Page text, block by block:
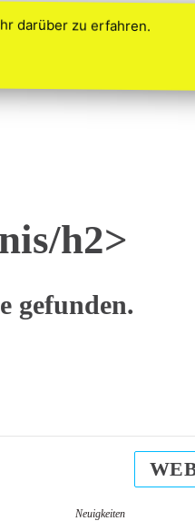
h2>
gefunden.
Neuigkeiten
darüber zu erfahren.